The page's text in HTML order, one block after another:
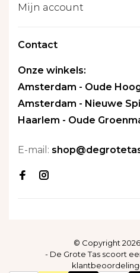
Mijn account
Contact
Onze winkels:
Amsterdam - Oude
Amsterdam - Nieuwe
Haarlem - Oude
E-mail:
© Copyright
- De Grote Tas scoort